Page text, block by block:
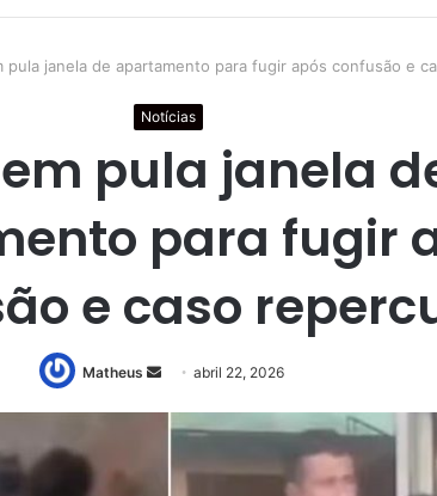
pula janela de apartamento para fugir após confusão e
Notícias
pula janela
para fugir
e caso
Matheus
Mande
e-
abril 22, 2026